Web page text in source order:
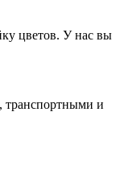
цветов. У нас вы
транспортными и